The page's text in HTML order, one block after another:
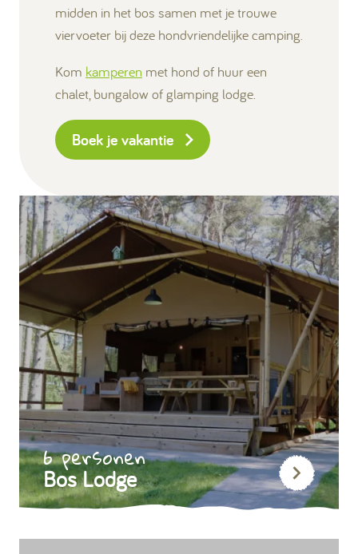
6 personen
Bos Lodge
midden in het bos samen met je trouwe
viervoeter bij deze hondvriendelijke camping.
Kom kamperen met hond of huur een
chalet, bungalow of glamping lodge.
Boek je vakantie